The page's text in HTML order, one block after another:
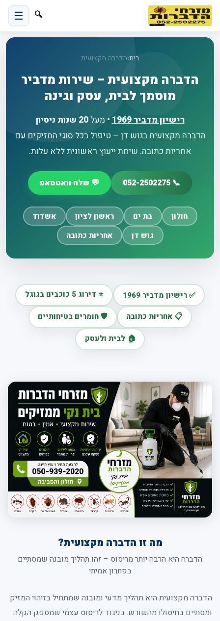
🔍
☰
בית›הדברה מקצועית
הדברה מקצועית – שירות מדביר
מוסמך לבית, עסק וגינה
רישיון מדביר1969• מעל20 שנות ניסיון
הדברה מקצועית בגוש דן – טיפול בכל סוגי המזיקים עם
אחריות כתובה. שיחת ייעוץ ראשונית ללא עלות.
📞 052-2502275 💬 שלח וואטסאפ
חולון בת ים ראשון לציון
אשדוד
גוש דן
אחריות כתובה
✅ רישיון מדביר 1969 ⭐ דירוג 5 כוכבים בגוגל
📋 אחריות כתובה 🛡️ חומרים בטיחותיים
🏠 לבית ולעסק
מה זו הדברה מקצועית?
הדברה היא הרבה יותר מריסוס – זהו תהליך מובנה שמסתיים
בפתרון אמיתי
הדברה מקצועית היא תהליך מדעי ומובנה שמתחיל בזיהוי המזיק
ומסתיים בחיסולו מהשורש. בניגוד לריסוס עצמי שמספק הקלה